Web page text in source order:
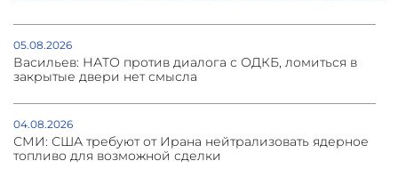
05.08.2026
Васильев: НАТО против диалога с ОДКБ, ломиться в
закрытые двери нет смысла
04.08.2026
СМИ: США требуют от Ирана нейтрализовать ядерное
топливо для возможной сделки